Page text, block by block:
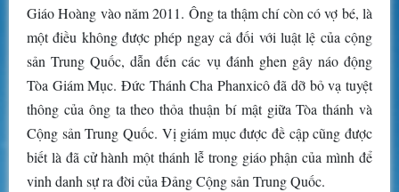
Giáo Hoàng vào năm 2011. Ông ta thậm chí còn có vợ bé, là
một điều không được phép ngay cả đối với luật lệ của cộng
sản Trung Quốc, dẫn đến các vụ đánh ghen gây náo động
Tòa Giám Mục. Đức Thánh Cha Phanxicô đã dỡ bỏ vạ tuyệt
thông của ông ta theo thỏa thuận bí mật giữa Tòa thánh và
Cộng sản Trung Quốc. Vị giám mục được đề cập cũng được
biết là đã cử hành một thánh lễ trong giáo phận của mình để
vinh danh sự ra đời của Đảng Cộng sản Trung Quốc.